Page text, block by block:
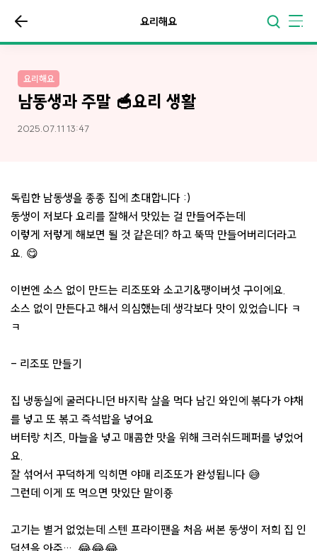
요리해요
요리해요
남동생과 주말 🥣요리 생활
2025.07.11 13:47
독립한 남동생을 종종 집에 초대합니다 :)
동생이 저보다 요리를 잘해서 맛있는 걸 만들어주는데
이렇게 저렇게 해보면 될 것 같은데? 하고 뚝딱 만들어버리더라고
요. 😋
이번엔 소스 없이 만드는 리조또와 소고기&팽이버섯 구이에요.
소스 없이 만든다고 해서 의심했는데 생각보다 맛이 있었습니다 ㅋ
ㅋ
- 리조또 만들기
집 냉동실에 굴러다니던 바지락 살을 먹다 남긴 와인에 볶다가 야채
를 넣고 또 볶고 즉석밥을 넣어요
버터랑 치즈, 마늘을 넣고 매콤한 맛을 위해 크러쉬드페퍼를 넣었어
요.
잘 섞어서 꾸덕하게 익히면 야매 리조또가 완성됩니다 😅
그런데 이게 또 먹으면 맛있단 말이죵
고기는 별거 없었는데 스텐 프라이팬을 처음 써본 동생이 저희 집 인
덕션을 아주…. 😂😂😂